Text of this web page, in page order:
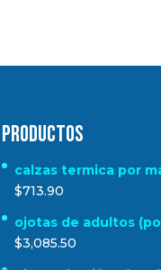
Productos
calzas termica por
$713.90
ojotas de adultos
$3,085.50